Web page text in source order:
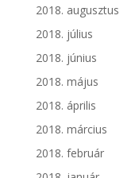
2018. augusztus
2018. július
2018. június
2018. május
2018. április
2018. március
2018. február